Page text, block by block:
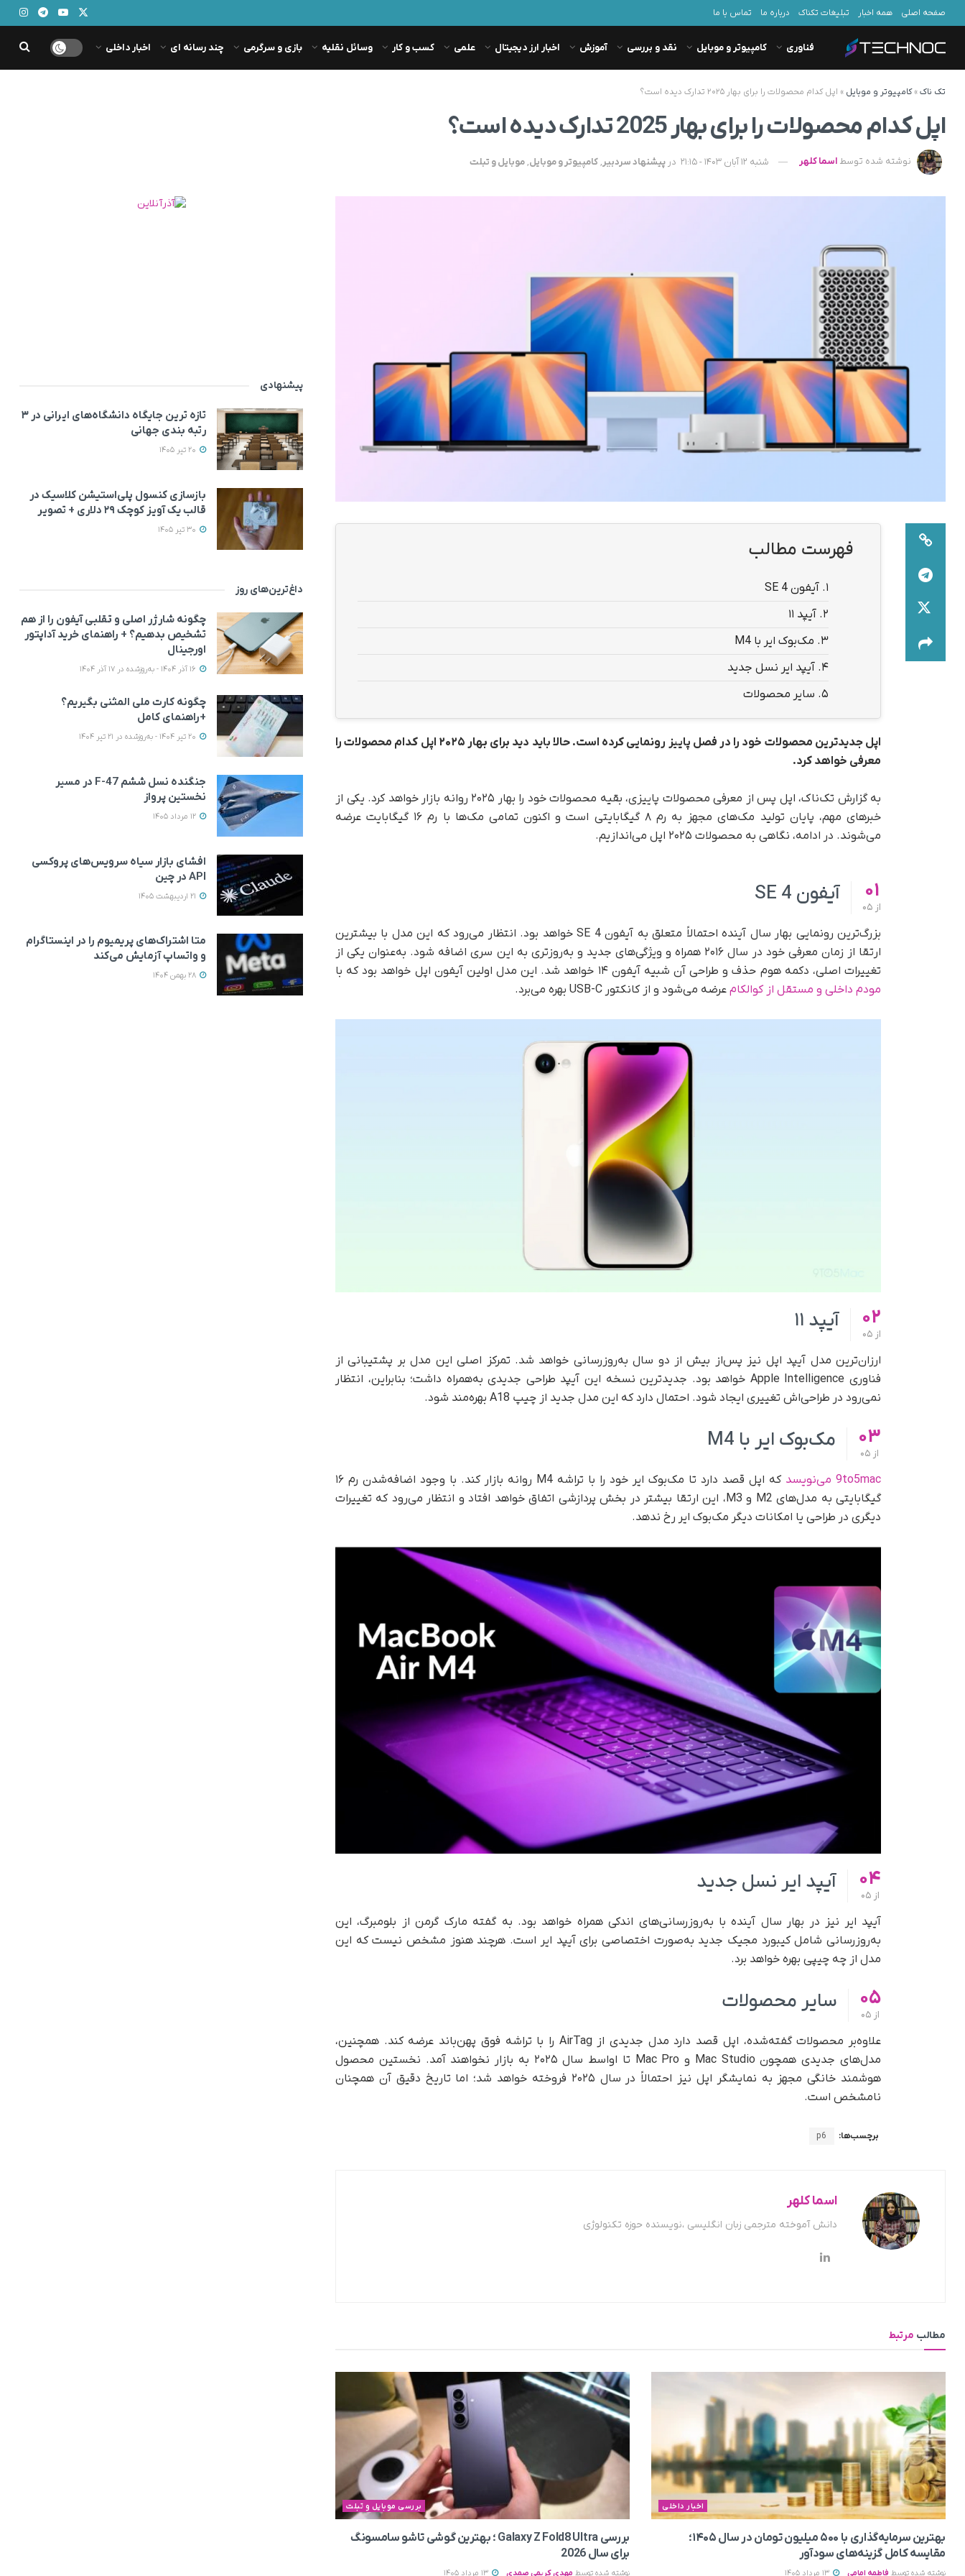
صفحه اصلی همه اخبار تبلیغات تکناک درباره ما تماس با ما
فناوری کامپیوتر و موبایل نقد و بررسی آموزش اخبار ارز دیجیتال علمی کسب و کار وسائل نقلیه بازی و سرگرمی چند رسانه ای اخبار داخلی
تک ناک»کامپیوتر و موبایل » اپل کدام محصولات را برای بهار ۲۰۲۵ تدارک دیده است؟
اپل کدام محصولات را برای بهار 2025 تدارک دیده است؟
نوشته شده توسط اسما کلهر شنبه 12 آبان 1403 - 21:15 در پیشنهاد سردبیر,کامپیوتر و موبایل,موبایل و تبلت
فهرست مطالب
1. آیفون SE 4
2. آیپد ۱۱
3. مک‌بوک ایر با M4
4. آیپد ایر نسل جدید
5. سایر محصولات
اپل جدیدترین محصولات خود را در فصل پاییز رونمایی کرده است. حالا باید دید برای بهار ۲۰۲۵ اپل کدام محصولات را
معرفی خواهد کرد.
به گزارش تک‌ناک، اپل پس از معرفی محصولات پاییزی، بقیه محصولات خود را بهار ۲۰۲۵ روانه بازار خواهد کرد. یکی از
خبرهای مهم، پایان تولید مک‌های مجهز به رم ۸ گیگابایتی است و اکنون تمامی مک‌ها با رم ۱۶ گیگابایت عرضه
می‌شوند. در ادامه، نگاهی به محصولات ۲۰۲۵ اپل می‌اندازیم.
01
از
آیفون SE 4
بزرگ‌ترین رونمایی بهار سال آینده احتمالاً متعلق به آیفون SE 4 خواهد بود. انتظار می‌رود که این مدل با بیشترین
ارتقا از زمان معرفی خود در سال ۲۰۱۶ همراه و ویژگی‌های جدید و به‌روزتری به این سری اضافه شود. به‌عنوان یکی از
تغییرات اصلی، دکمه هوم حذف و طراحی آن شبیه آیفون ۱۴ خواهد شد. این مدل اولین آیفون اپل خواهد بود که با
مودم داخلی و مستقل از کوالکام عرضه می‌شود و از کانکتور USB-C بهره می‌برد.
02
از
آیپد ۱۱
ارزان‌ترین مدل آیپد اپل نیز پس‌از بیش از دو سال به‌روزرسانی خواهد شد. تمرکز اصلی این مدل بر پشتیبانی از
فناوری Apple Intelligence خواهد بود. جدیدترین نسخه این آیپد طراحی جدیدی به‌همراه داشت؛ بنابراین، انتظار
نمی‌رود در طراحی‌اش تغییری ایجاد شود. احتمال دارد که این مدل جدید از چیپ A18 بهره‌مند شود.
03
از
مک‌بوک ایر با M4
9to5mac می‌نویسد
که اپل قصد دارد تا مک‌بوک ایر خود را با تراشه M4 روانه بازار کند. با وجود اضافه‌شدن رم ۱۶
گیگابایتی به مدل‌های M2 و M3، این ارتقا بیشتر در بخش پردازشی اتفاق خواهد افتاد و انتظار می‌رود که تغییرات
دیگری در طراحی یا امکانات دیگر مک‌بوک ایر رخ ندهد.
04
از
آیپد ایر نسل جدید
آیپد ایر نیز در بهار سال آینده با به‌روزرسانی‌های اندکی همراه خواهد بود. به گفته مارک گرمن از بلومبرگ، این
به‌روزرسانی شامل کیبورد مجیک جدید به‌صورت اختصاصی برای آیپد ایر است. هرچند هنوز مشخص نیست که این
مدل از چه چیپی بهره خواهد برد.
05
از
سایر محصولات
علاوه‌بر محصولات گفته‌شده، اپل قصد دارد مدل جدیدی از AirTag را با تراشه فوق پهن‌باند عرضه کند. همچنین،
مدل‌های جدیدی همچون Mac Studio و Mac Pro تا اواسط سال ۲۰۲۵ به بازار نخواهند آمد. نخستین محصول
هوشمند خانگی مجهز به نمایشگر اپل نیز احتمالاً در سال ۲۰۲۵ فروخته خواهد شد؛ اما تاریخ دقیق آن همچنان
نامشخص است.
برچسب‌ها: p6
اسما کلهر
دانش آموخته مترجمی زبان انگلیسی ،نویسنده حوزه تکنولوژی
مطالب مرتبط
اخبار داخلی
بهترین سرمایه‌گذاری با ۵۰۰ میلیون تومان در سال ۱۴۰۵؛
مقایسه کامل گزینه‌های سودآور
نوشته شده توسط فاطمه امامی
بررسی موبایل و تبلت
بررسی Galaxy Z Fold8 Ultra ؛ بهترین گوشی تاشو سامسونگ
برای سال 2026
نوشته شده توسط مهدی کریمی صمدی
پیشنهادی
تازه ترین جایگاه دانشگاه‌های ایرانی در ۳
رتبه بندی جهانی
بازسازی کنسول پلی‌استیشن کلاسیک در
قالب یک آویز کوچک ۲۹ دلاری + تصویر
داغ‌ترین‌های روز
چگونه شارژر اصلی و تقلبی آیفون را از هم
تشخیص بدهیم؟ + راهنمای خرید آداپتور
اورجینال
چگونه کارت ملی المثنی بگیریم؟
+راهنمای کامل
جنگنده نسل ششم F-47 در مسیر
نخستین پرواز
افشای بازار سیاه سرویس‌های پروکسی
API در چین
متا اشتراک‌‌های پریمیوم را در اینستاگرام
و واتساپ آزمایش می‌کند